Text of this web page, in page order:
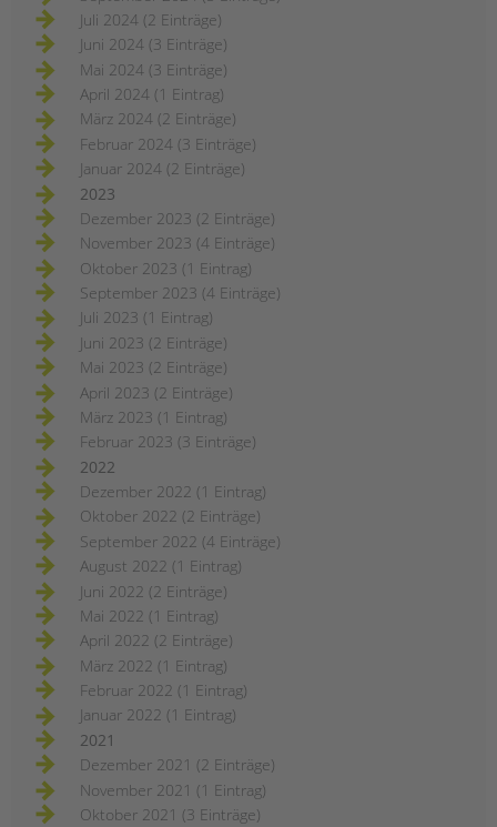
Juli 2024 (2 Einträge)
Juni 2024 (3 Einträge)
Mai 2024 (3 Einträge)
April 2024 (1 Eintrag)
März 2024 (2 Einträge)
Februar 2024 (3 Einträge)
Januar 2024 (2 Einträge)
2023
Dezember 2023 (2 Einträge)
November 2023 (4 Einträge)
Oktober 2023 (1 Eintrag)
September 2023 (4 Einträge)
Juli 2023 (1 Eintrag)
Juni 2023 (2 Einträge)
Mai 2023 (2 Einträge)
April 2023 (2 Einträge)
März 2023 (1 Eintrag)
Februar 2023 (3 Einträge)
2022
Dezember 2022 (1 Eintrag)
Oktober 2022 (2 Einträge)
September 2022 (4 Einträge)
August 2022 (1 Eintrag)
Juni 2022 (2 Einträge)
Mai 2022 (1 Eintrag)
April 2022 (2 Einträge)
März 2022 (1 Eintrag)
Februar 2022 (1 Eintrag)
Januar 2022 (1 Eintrag)
2021
Dezember 2021 (2 Einträge)
November 2021 (1 Eintrag)
Oktober 2021 (3 Einträge)